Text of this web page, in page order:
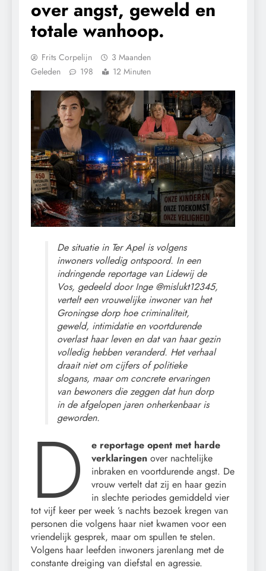
over angst, geweld en
totale wanhoop.
Frits Corpelijn
3 Maanden
Geleden
198 12 Minuten
De situatie in Ter Apel is volgens
inwoners volledig ontspoord. In een
indringende reportage van Lidewij de
Vos, gedeeld door Inge @mislukt12345,
vertelt een vrouwelijke inwoner van het
Groningse dorp hoe criminaliteit,
geweld, intimidatie en voortdurende
overlast haar leven en dat van haar gezin
volledig hebben veranderd. Het verhaal
draait niet om cijfers of politieke
slogans, maar om concrete ervaringen
van bewoners die zeggen dat hun dorp
in de afgelopen jaren onherkenbaar is
geworden.
D
e reportage opent met harde
verklaringenover nachtelijke
inbraken en voortdurende angst. De
vrouw vertelt dat zij en haar gezin
in slechte periodes gemiddeld vier
tot vijf keer per week ’s nachts bezoek kregen van
personen die volgens haar niet kwamen voor een
vriendelijk gesprek, maar om spullen te stelen.
Volgens haar leefden inwoners jarenlang met de
constante dreiging van diefstal en agressie.